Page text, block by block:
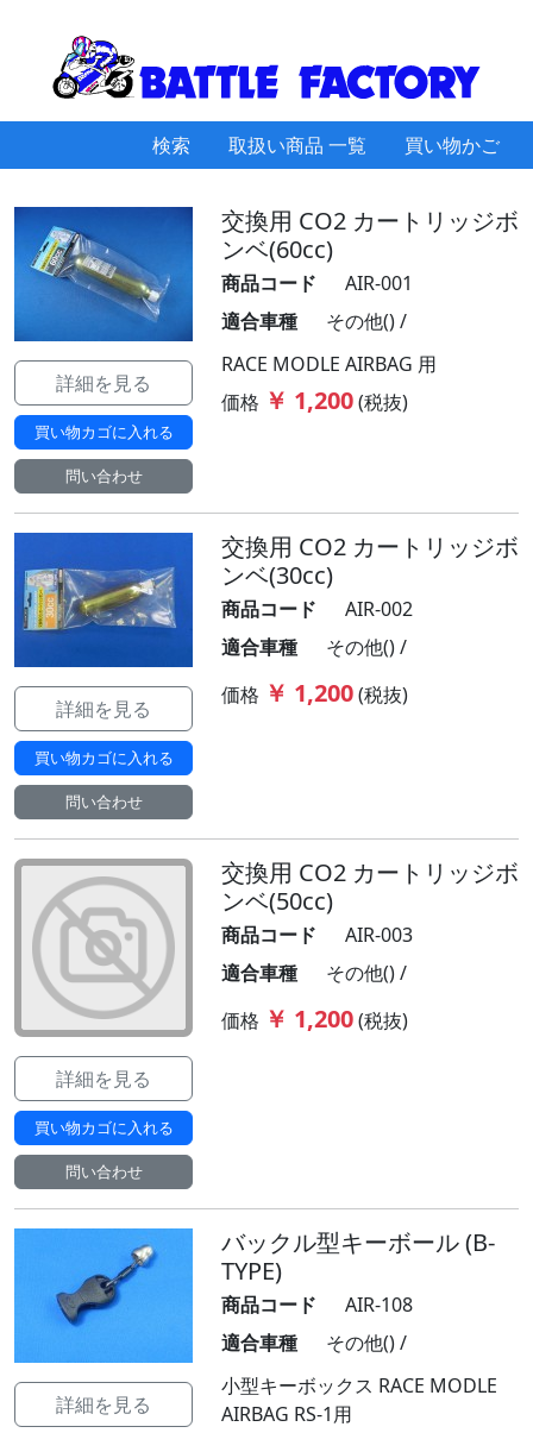
検索 取扱い商品 一覧 買い物かご
詳細を見る
買い物カゴに入れる
問い合わせ
交換用 CO2 カートリッジボ
ンベ(60cc)
商品コード
AIR-001
適合車種
その他() /
RACE MODLE AIRBAG 用
価格 ￥ 1,200(税抜)
詳細を見る
買い物カゴに入れる
問い合わせ
交換用 CO2 カートリッジボ
ンベ(30cc)
商品コード
AIR-002
適合車種
その他() /
価格 ￥ 1,200(税抜)
詳細を見る
買い物カゴに入れる
問い合わせ
交換用 CO2 カートリッジボ
ンベ(50cc)
商品コード
AIR-003
適合車種
その他() /
価格 ￥ 1,200(税抜)
詳細を見る
バックル型キーボール (B-
TYPE)
商品コード
AIR-108
適合車種
その他() /
小型キーボックス RACE MODLE
AIRBAG RS-1用